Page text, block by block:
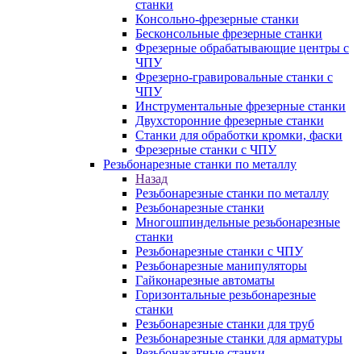
станки
Консольно-фрезерные станки
Бесконсольные фрезерные станки
Фрезерные обрабатывающие центры с
ЧПУ
Фрезерно-гравировальные станки с
ЧПУ
Инструментальные фрезерные станки
Двухсторонние фрезерные станки
Станки для обработки кромки, фаски
Фрезерные станки с ЧПУ
Резьбонарезные станки по металлу
Назад
Резьбонарезные станки по металлу
Резьбонарезные станки
Многошпиндельные резьбонарезные
станки
Резьбонарезные станки с ЧПУ
Резьбонарезные манипуляторы
Гайконарезные автоматы
Горизонтальные резьбонарезные
станки
Резьбонарезные станки для труб
Резьбонарезные станки для арматуры